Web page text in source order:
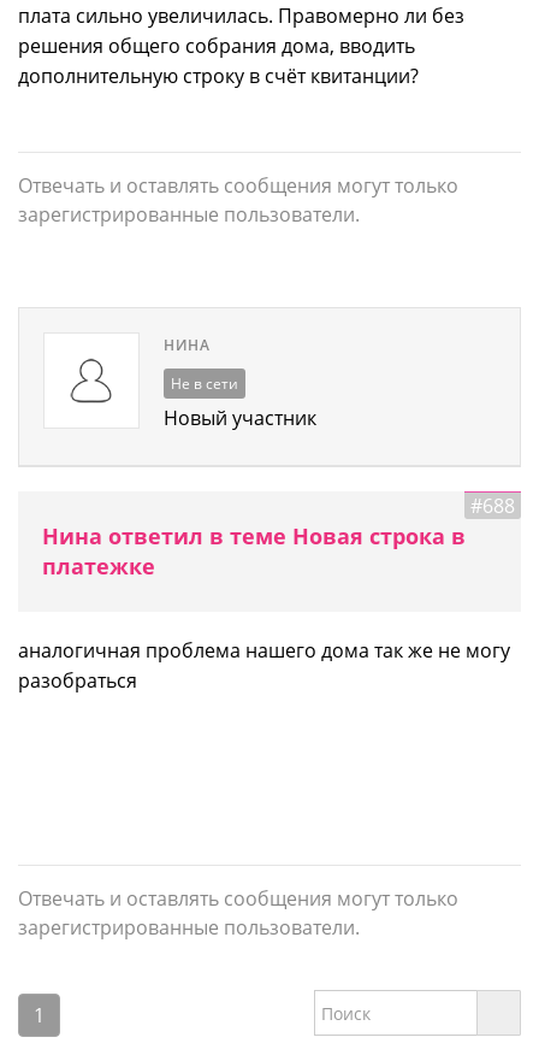
плата сильно увеличилась. Правомерно ли без
решения общего собрания дома, вводить
дополнительную строку в счёт квитанции?
Отвечать и оставлять сообщения могут только
зарегистрированные пользователи.
НИНА
Не в сети
Новый участник
#688
Нина ответил в теме Новая строка в
платежке
аналогичная проблема нашего дома так же не могу
разобраться
Отвечать и оставлять сообщения могут только
зарегистрированные пользователи.
1